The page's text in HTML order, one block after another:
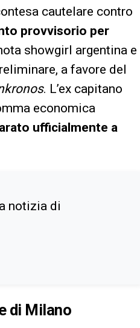
cautelare contro
provvisorio per
showgirl argentina e
a favore del
. L’ex capitano
economica
ufficialmente a
notizia di
di Milano